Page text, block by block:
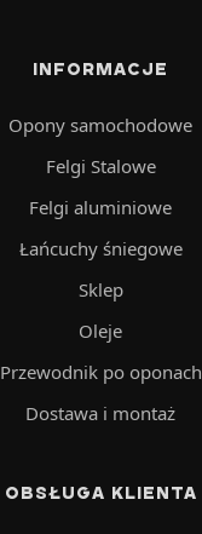
INFORMACJE
Opony samochodowe
Felgi Stalowe
Felgi aluminiowe
Łańcuchy śniegowe
Sklep
Oleje
Przewodnik po oponach
Dostawa i montaż
OBSŁUGA KLIENTA